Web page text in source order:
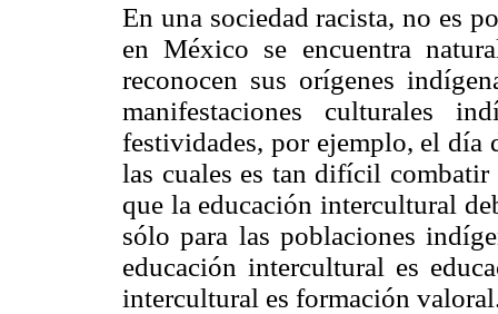
En una sociedad racista, no es
en México se encuentra
reconocen sus orígenes
manifestaciones culturales
festividades, por ejemplo, el día
las cuales es tan difícil
que la educación intercultural
sólo para las poblaciones
educación intercultural es
intercultural es formación